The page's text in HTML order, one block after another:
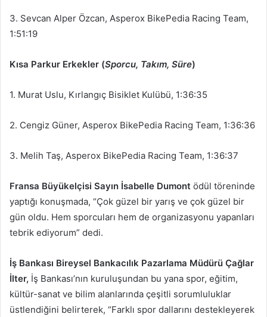
3. Sevcan Alper Özcan, Asperox BikePedia Racing Team,
1:51:19
Kısa Parkur Erkekler (Sporcu, Takım, Süre)
1. Murat Uslu, Kırlangıç Bisiklet Kulübü, 1:36:35
2. Cengiz Güner, Asperox BikePedia Racing Team, 1:36:36
3. Melih Taş, Asperox BikePedia Racing Team, 1:36:37
Fransa Büyükelçisi Sayın İsabelle Dumont ödül töreninde
yaptığı konuşmada, “Çok güzel bir yarış ve çok güzel bir
gün oldu. Hem sporcuları hem de organizasyonu yapanları
tebrik ediyorum” dedi.
İş Bankası Bireysel Bankacılık Pazarlama Müdürü Çağlar
İlter, İş Bankası’nın kuruluşundan bu yana spor, eğitim,
kültür-sanat ve bilim alanlarında çeşitli sorumluluklar
üstlendiğini belirterek, “Farklı spor dallarını destekleyerek